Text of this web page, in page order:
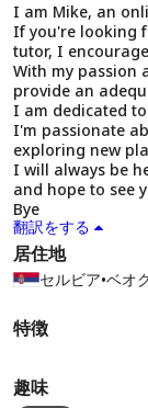
I am Mike, an
If you're looking
tutor, I
With my passion
provide an
I am dedicated
I'm passionate
exploring new
I will always be
and hope to see
Bye
翻訳をする
居住地
セルビア•ベオ
特徴
趣味